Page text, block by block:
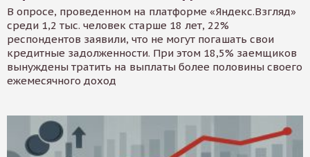
В опросе, проведенном на платформе «Яндекс.Взгляд»
среди 1,2 тыс. человек старше 18 лет, 22%
респондентов заявили, что не могут погашать свои
кредитные задолженности. При этом 18,5% заемщиков
вынуждены тратить на выплаты более половины своего
ежемесячного доход